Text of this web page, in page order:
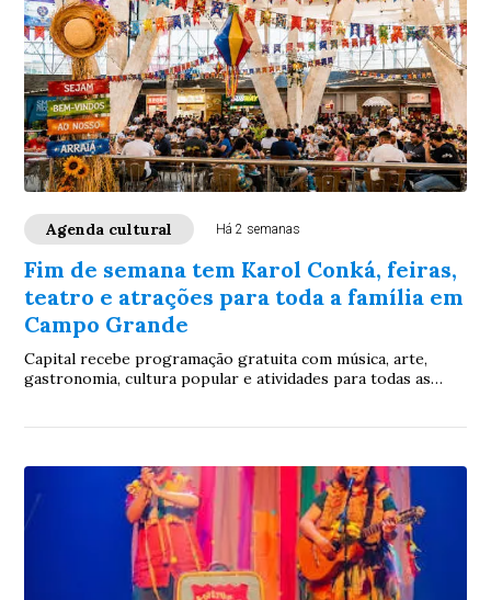
Agenda cultural Há 2 semanas
Fim de semana tem Karol Conká, feiras,
teatro e atrações para toda a família em
Campo Grande
Capital recebe programação gratuita com música, arte,
gastronomia, cultura popular e atividades para todas as